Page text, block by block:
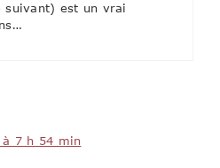
est un vrai
7 h 54 min